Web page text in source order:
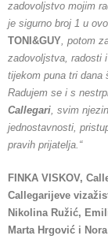
zadovoljstvo mojim
je sigurno broj 1 u
TONI&GUY, potom
zadovoljstva, radosti
tijekom puna tri dana
Radujem se i s
Callegari, svim
jednostavnosti,
pravih prijatelja. “
FINKA VISKOV,
Callegarijeve
Nikolina Ružić,
Marta Hrgović i